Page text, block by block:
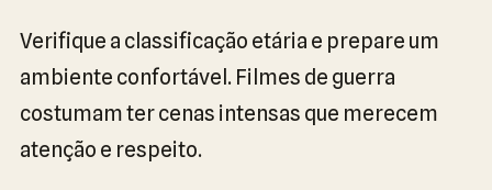
Verifique a classificação etária e prepare um
ambiente confortável. Filmes de guerra
costumam ter cenas intensas que merecem
atenção e respeito.